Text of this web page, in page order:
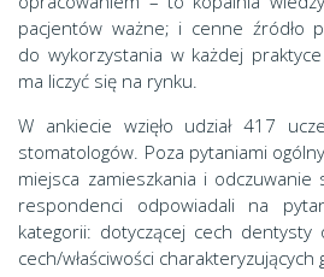
pacjentów ważne; i cenne źródło
do wykorzystania w każdej
ma liczyć się na rynku.
W ankiecie wzięło udział 417
stomatologów. Poza pytaniami
miejsca zamieszkania i
respondenci odpowiadali na
kategorii: dotyczącej cech
cech/właściwości charakteryzujących